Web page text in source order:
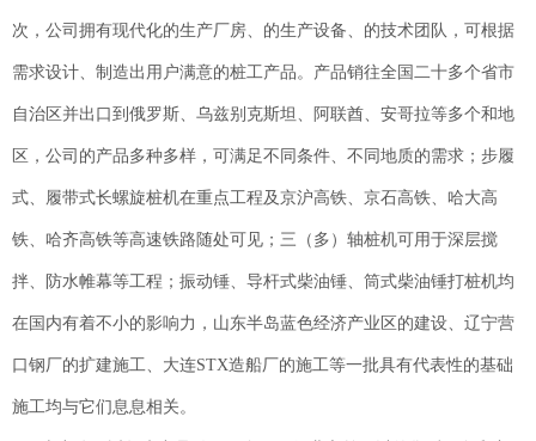
次，公司拥有现代化的生产厂房、的生产设备、的技术团队，可根据
需求设计、制造出用户满意的桩工产品。产品销往全国二十多个省市
自治区并出口到俄罗斯、乌兹别克斯坦、阿联酋、安哥拉等多个和地
区，公司的产品多种多样，可满足不同条件、不同地质的需求；步履
式、履带式长螺旋桩机在重点工程及京沪高铁、京石高铁、哈大高
铁、哈齐高铁等高速铁路随处可见；三（多）轴桩机可用于深层搅
拌、防水帷幕等工程；振动锤、导杆式柴油锤、筒式柴油锤打桩机均
在国内有着不小的影响力，山东半岛蓝色经济产业区的建设、辽宁营
口钢厂的扩建施工、大连STX造船厂的施工等一批具有代表性的基础
施工均与它们息息相关。